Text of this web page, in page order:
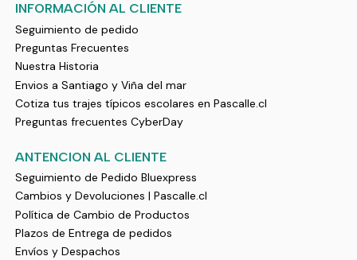
INFORMACIÓN AL CLIENTE
Seguimiento de pedido
Preguntas Frecuentes
Nuestra Historia
Envios a Santiago y Viña del mar
Cotiza tus trajes típicos escolares en Pascalle.cl
Preguntas frecuentes CyberDay
ANTENCION AL CLIENTE
Seguimiento de Pedido Bluexpress
Cambios y Devoluciones | Pascalle.cl
Política de Cambio de Productos
Plazos de Entrega de pedidos
Envíos y Despachos